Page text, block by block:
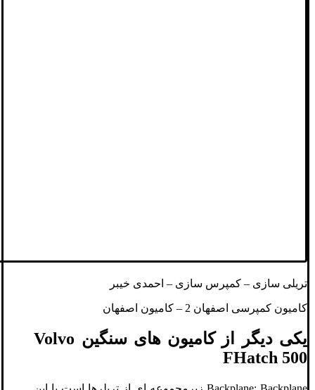
تریلی سازی – کمپرس سازی – احمدی خیبر
کامیون کمپرسی اصفهان 2 – کامیون اصفهان
یکی دیگر از کامیون های سنگین Volvo
FHatch 500